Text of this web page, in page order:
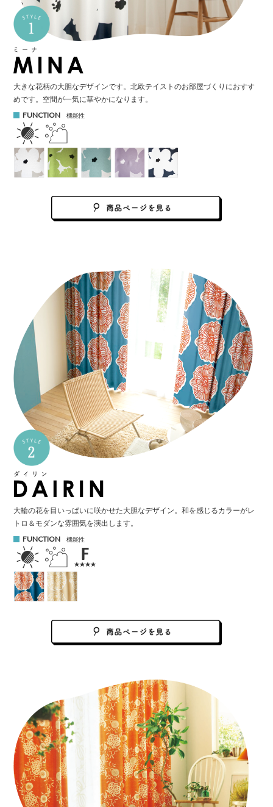
大きな花柄の大胆なデザインです。北欧テイストのお部屋づくりにおすす
めです。 空間が一気に華やかになります。
FUNCTION
機能性
大輪の花を目いっぱいに咲かせた大胆なデザイン。和を感じるカラーがレ
トロ＆モダンな雰囲気を演出します。
FUNCTION
機能性